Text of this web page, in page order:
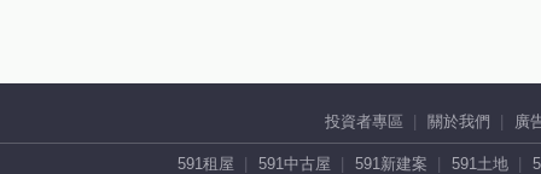
投資者專區 關於我們 廣
591租屋 591中古屋 591新建案 591土地